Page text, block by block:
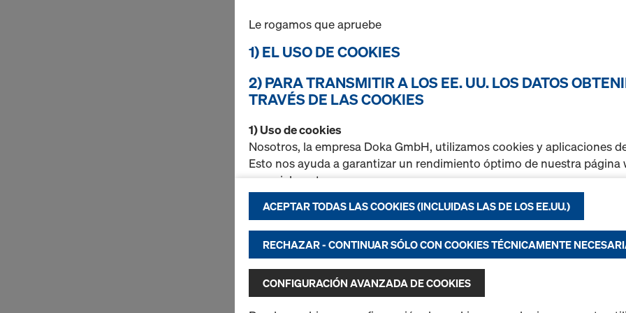
Viga Doka H20 eco N
Viga de alma llena de
refuerzo en el extremo
de la viga y remaches de
EN 13377)
Aviso:Para envío rápido,
las medidas 2,9m 3,9m y
Le rogamos que apruebe
1) EL USO DE COOKIES
2) PARA TRANSMITIR A LOS EE. UU. LOS DATOS
TRAVÉS DE LAS COOKIES
1) Uso de cookies
Nosotros, la empresa Doka GmbH, utilizamos cookies y aplicaciones
Esto nos ayuda a garantizar un rendimiento óptimo de nuestra página
especialmente
a mejorar continuamente el funcionamiento de nuestra página web
hacer posible una compra perfecta al utilizar la tienda online de
y estadística) o
publicar publicidad adecuada para usted como usuario de
plataformas (marketing).
ACEPTAR TODAS LAS COOKIES (INCLUIDAS LAS DE LOS EE.UU.)
RECHAZAR - CONTINUAR SÓLO CON COOKIES TÉCNICAMENTE
CONFIGURACIÓN AVANZADA DE COOKIES